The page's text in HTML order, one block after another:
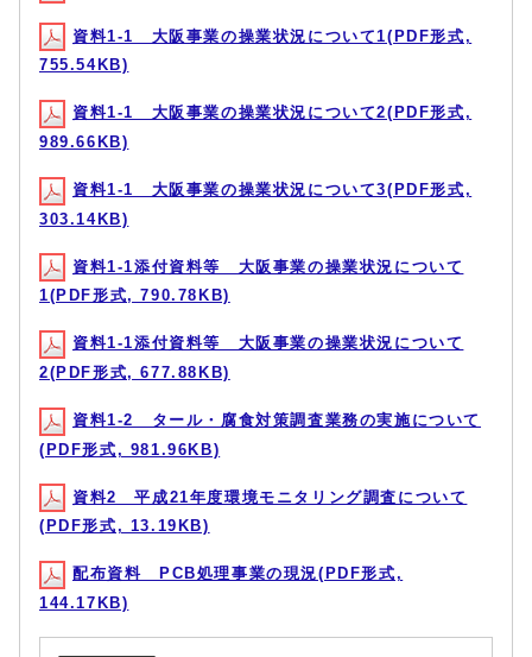
資料1-1 大阪事業の操業状況について1(PDF形式,
755.54KB)
資料1-1 大阪事業の操業状況について2(PDF形式,
989.66KB)
資料1-1 大阪事業の操業状況について3(PDF形式,
303.14KB)
資料1-1添付資料等 大阪事業の操業状況について
1(PDF形式, 790.78KB)
資料1-1添付資料等 大阪事業の操業状況について
2(PDF形式, 677.88KB)
資料1-2 タール・腐食対策調査業務の実施について
(PDF形式, 981.96KB)
資料2 平成21年度環境モニタリング調査について
(PDF形式, 13.19KB)
配布資料 PCB処理事業の現況(PDF形式,
144.17KB)